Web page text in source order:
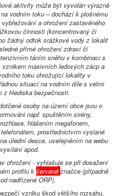
aktivity může být vyvolán výrazně
vodním toku – dochází k plošnému
a ohrožení zastavěného
činnosti (koncentrovaný či
žádný odtok srážkové vody z lokalit
přímé ohrožení zdraví či
táním sněhu v kombinaci s
masivních ledových zácp a
toku ohrožující lokality v
situací na vodním díle s velmi
z hlediska bezpečnosti.
osoby na území obce jsou o
např. spuštěním sirény,
hlášením megafonem,
prostřednictvím vyslané
úřední desce, uveřejněním na webu
apod.
ohrožení - vyhlašuje se při dosažení
profilu k červenéznačce (případně
nadřízené ORP).
vzniku škod většího rozsahu,